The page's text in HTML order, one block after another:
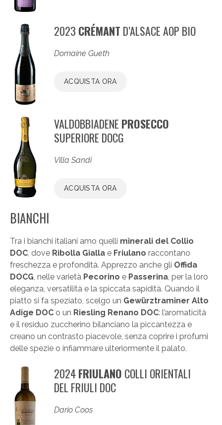
2023 CRÉMANT D’ALSACE AOP BIO
Domaine Gueth
ACQUISTA ORA
VALDOBBIADENE PROSECCO
SUPERIORE DOCG
Villa Sandi
ACQUISTA ORA
BIANCHI
Tra i bianchi italiani amo quelli minerali del Collio
DOC, dove Ribolla Gialla e Friulano raccontano
freschezza e profondità. Apprezzo anche gli Offida
DOCG, nelle varietà Pecorino e Passerina, per la loro
eleganza, versatilità e la spiccata sapidità. Quando il
piatto si fa speziato, scelgo un Gewürztraminer Alto
Adige DOC o un Riesling Renano DOC: l’aromaticità
e il residuo zuccherino bilanciano la piccantezza e
creano un contrasto piacevole, senza coprire i profumi
delle spezie o infiammare ulteriormente il palato.
2024FRIULANO COLLI ORIENTALI
DEL FRIULI DOC
Dario Coos